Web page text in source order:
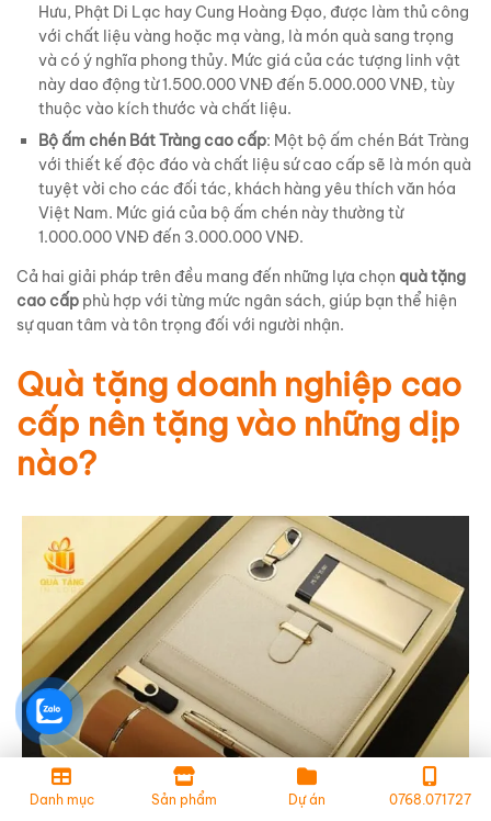
Hưu, Phật Di Lạc hay Cung Hoàng Đạo, được làm thủ công
với chất liệu vàng hoặc mạ vàng, là món quà sang trọng
và có ý nghĩa phong thủy. Mức giá của các tượng linh vật
này dao động từ 1.500.000 VNĐ đến 5.000.000 VNĐ, tùy
thuộc vào kích thước và chất liệu.
Bộ ấm chén Bát Tràng cao cấp: Một bộ ấm chén Bát Tràng
với thiết kế độc đáo và chất liệu sứ cao cấp sẽ là món quà
tuyệt vời cho các đối tác, khách hàng yêu thích văn hóa
Việt Nam. Mức giá của bộ ấm chén này thường từ
1.000.000 VNĐ đến 3.000.000 VNĐ.
Cả hai giải pháp trên đều mang đến những lựa chọn quà tặng
cao cấp phù hợp với từng mức ngân sách, giúp bạn thể hiện
sự quan tâm và tôn trọng đối với người nhận.
Quà tặng doanh nghiệp cao
cấp nên tặng vào những dịp
nào?
Danh mục Sản phẩm Dự án 0768.071727